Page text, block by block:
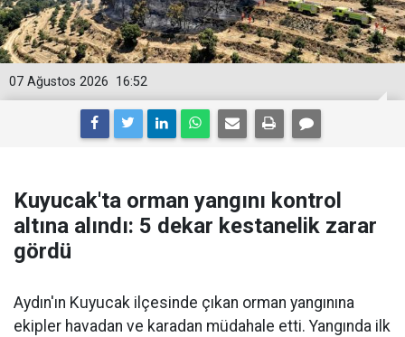
16:52
07 Ağustos 2026
Kuyucak'ta orman yangını kontrol
altına alındı: 5 dekar kestanelik zarar
gördü
Aydın'ın Kuyucak ilçesinde çıkan orman yangınına
ekipler havadan ve karadan müdahale etti. Yangında ilk